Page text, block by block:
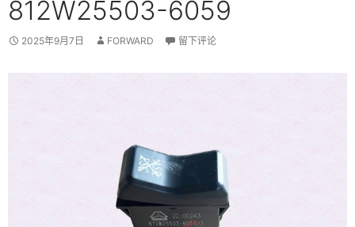
812W25503-6059
2025年9月7日 FORWARD 留下评论